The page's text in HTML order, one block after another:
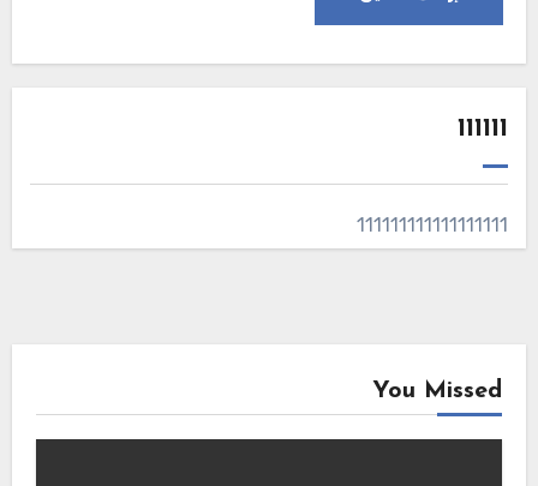
111111
111111111111111111
You Missed